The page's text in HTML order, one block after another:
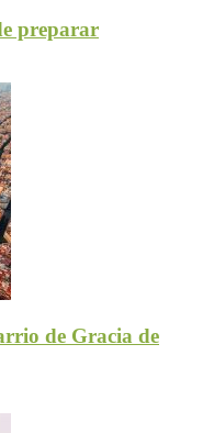
preparar
de Gracia de